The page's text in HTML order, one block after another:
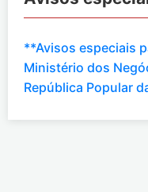
**Avisos especiais
Ministério dos
República Popular